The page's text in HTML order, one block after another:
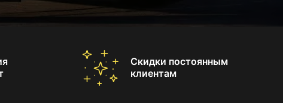
Скидки постоянным
клиентам